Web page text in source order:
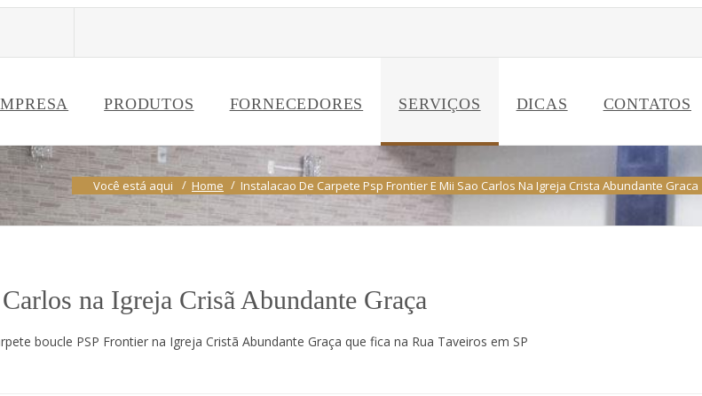
PRODUTOS FORNECEDORES SERVIÇOS DICAS CONTATOS
Você está aqui Home Instalacao De Carpete Psp Frontier E Mii Sao Carlos Na Igreja Crista Abundante Graca
na Igreja Crisã Abundante Graça
boucle PSP Frontier na Igreja Cristã Abundante Graça que fica na Rua Taveiros em SP